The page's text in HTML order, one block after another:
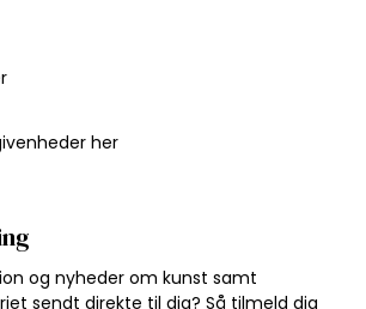
her
og nyheder om kunst samt
sendt direkte til dig? Så tilmeld dig